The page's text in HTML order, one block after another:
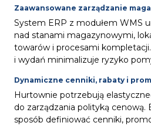
Zaawansowane zarządzanie
System ERP z modułem WMS
nad stanami magazynowymi,
towarów i procesami
i wydań minimalizuje ryzyko
Dynamiczne cenniki, rabaty i
Hurtownie potrzebują
do zarządzania polityką cenową.
sposób definiować cenniki,